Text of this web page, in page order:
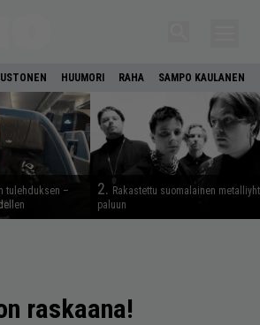
HUUMORI RAHA SAMPO KAULANEN
tulehduksen –
2. Rakastettu suomalainen
paluun
raskaana!